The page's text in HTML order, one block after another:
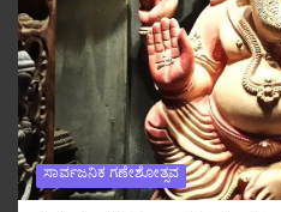
ಸಾರ್ವಜನಿಕ ಗಣೇಶೋತ್ಸವ